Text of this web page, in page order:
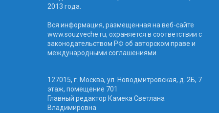
2013 года.
Вся информация, размещенная на веб-сайте
www.souzveche.ru, охраняется в соответствии с
законодательством РФ об авторском праве и
международными соглашениями.
127015, г. Москва, ул. Новодмитровская, д. 2Б, 7
этаж, помещение 701
Главный редактор Камека Светлана
Владимировна